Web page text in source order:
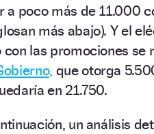
a poco más de 11.000
más abajo). Y el
con las promociones se
que otorga
en 21.750.
un análisis